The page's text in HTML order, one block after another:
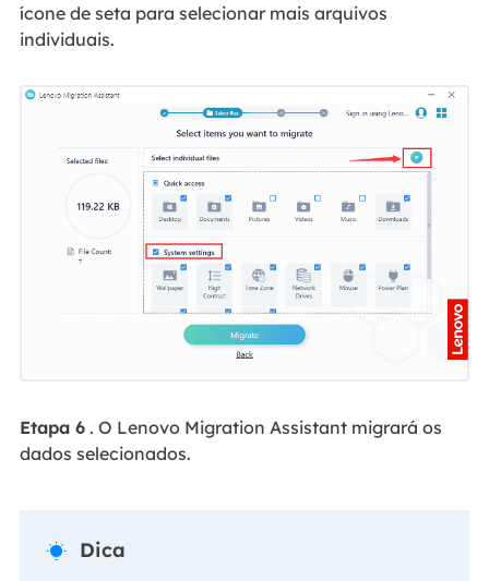
ícone de seta para selecionar mais arquivos
individuais.
Etapa 6. O Lenovo Migration Assistant migrará os
dados selecionados.
 Dica